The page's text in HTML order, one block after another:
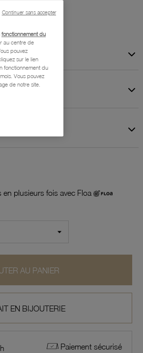
en plusieurs fois avec Floa
AU PANIER
EN BIJOUTERIE
Paiement sécurisé
fonctionnement du
au centre de
pouvez
sur le lien
fonctionnement du
Vous pouvez
de notre site.
Continuer sans accepter